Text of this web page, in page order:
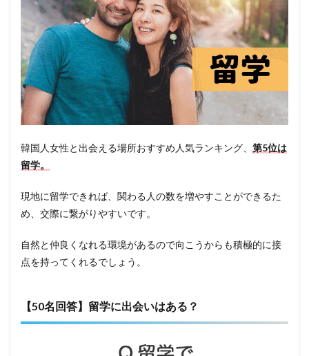
韓国人女性と出会える場所おすすめ人気ランキング、 第5位は
留学。
現地に留学できれば、関わる人の数を増やすことができるた
め、交際に繋がりやすいです。
自然と仲良くなれる環境があるので向こうからも積極的に接
点を持ってくれるでしょう。
【50名回答】留学に出会いはある？